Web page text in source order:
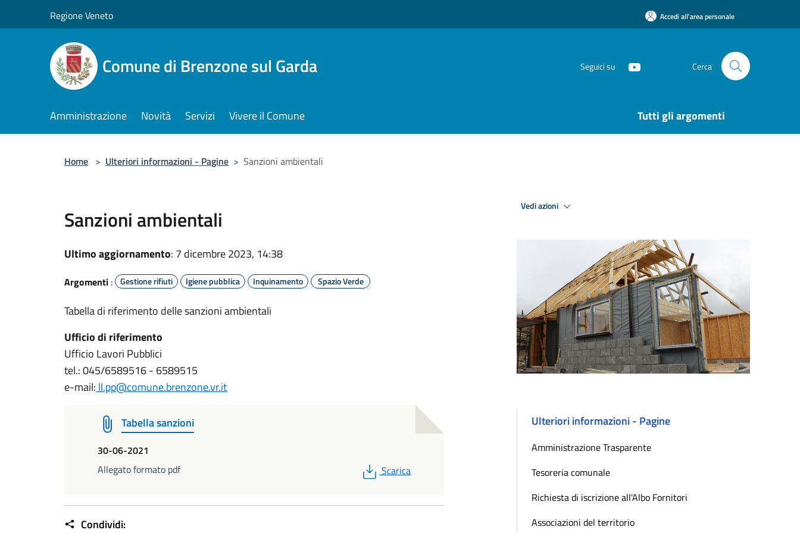
Regione Veneto Accedi all'area personale
Comune di Brenzone sul Garda Seguici su Cerca
Amministrazione Novità Servizi Vivere il Comune Tutti gli argomenti
Home > Ulteriori informazioni - Pagine > Sanzioni ambientali
Sanzioni ambientali
Ultimo aggiornamento: 7 dicembre 2023, 14:38
Argomenti : Gestione rifiuti Igiene pubblica Inquinamento Spazio Verde
Tabella di riferimento delle sanzioni ambientali
Ufficio di riferimento
Ufficio Lavori Pubblici
tel.: 045/6589516 - 6589515
e-mail: ll.pp@comune.brenzone.vr.it
Tabella sanzioni
30-06-2021
Allegato formato pdf
PDF
Scarica
Condividi:
Vedi azioni
Ulteriori informazioni - Pagine
Amministrazione Trasparente
Tesoreria comunale
Richiesta di iscrizione all'Albo Fornitori
Associazioni del territorio